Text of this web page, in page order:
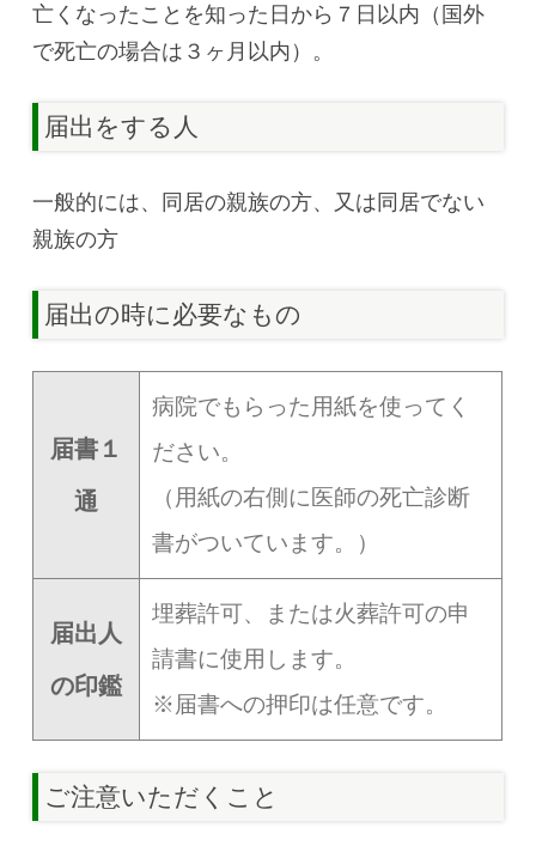
亡くなったことを知った日から７日以内（国外
で死亡の場合は３ヶ月以内）。
届出をする人
一般的には、同居の親族の方、又は同居でない
親族の方
届出の時に必要なもの
届書１
通
病院でもらった用紙を使ってく
ださい。
（用紙の右側に医師の死亡診断
書がついています。）
届出人
の印鑑
埋葬許可、または火葬許可の申
請書に使用します。
※届書への押印は任意です。
ご注意いただくこと